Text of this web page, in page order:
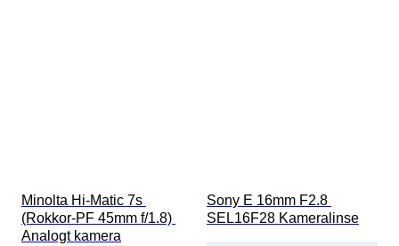
Minolta Hi-Matic 7s
(Rokkor-PF 45mm f/1.8)
Analogt kamera
Sony E 16mm F2.8
SEL16F28 Kameralinse